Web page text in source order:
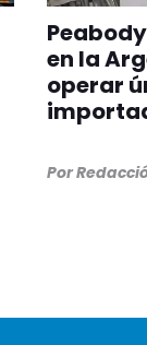
en la
operar
Por